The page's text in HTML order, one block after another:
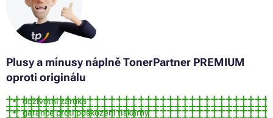
Plusy a mínusy náplněTonerPartner PREMIUM
oproti originálu
doživotní záruka
garance proti poškození tiskárny